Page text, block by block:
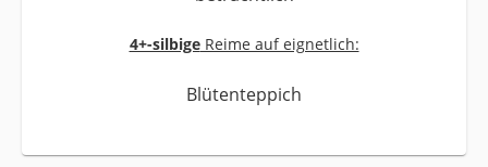
4+-silbigeReime auf eignetlich:
Blütenteppich